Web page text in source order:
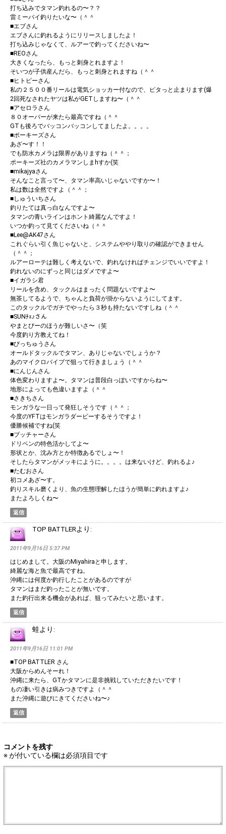
打ち込みでタマン釣れるの〜？？
雷ミーバイ釣りたいな〜（＾＾
■エブさん
エブさんに釣れるようにリリースしましたよ！
打ち込みじゃなくて、ルアーで釣ってくださいね〜
■REOさん
大きくなったら、もっと刺身とれますよ！
そいつが子供産んだら、もっと刺身とれますね（＾＾
■ヒトピーさん
私の２５００番リールは電気ショッカー付なので、ピタっと止まります(爆
2回死なされたヤツは私がGETしますね〜（＾＾
■アセロラさん
８０オーバーが来たら最高ですね（＾＾
GTも後ろでバッコンバッコンしてましたよ。。。。
■ポーキーズさん
あざ〜す！！
でも防水カメラは限界がありますね（＾＾；
ポーキーズ社のカメラマンしまhすか(笑
■mikajyaさん
そんなこと言って〜、タマン率高いじゃないですか〜！
私は数は全然ですよ（＾＾；
■しゅういちさん
釣りたては真っ白なんですよ〜
タマンの青いラインはホント綺麗なんですよ！
いつか釣って見てくださいね（＾＾
■Lee@AK47さん
これぐらい引く魚じゃないと、システムややり取りの確認ができません
（＾＾；
ルアーローテは難しく考えないで、釣れなければチェンジでいいですよ！
釣れないのにずっと同じはダメですよ〜
■イガラシ君
リールを含め、タックルはまったく問題ないですよ〜
無茶してるようで、ちゃんと負荷が掛からないようにしてます。
このタックルでガチでやったら３秒も持たないですしね（＾＾
■SUNﾁｪ♪さん
やまとびーのほうが難しいさ〜（笑
今度釣り方教えてね！
■びっちゅうさん
オールドタックルでタマン、ありじゃないでしょうか？
あのマイクロバイブで狙って行きましょう（＾＾
■にんじんさん
体色変わりますよ〜。タマンは普段白っぽいですからね〜
地形によっても色違いますよ（＾＾
■さきちさん
モンガラな一日って発狂しそうです（＾＾；
今度のYFTはモンガラダービーするそうですよ！
優勝候補ですね(笑
■ブッチャーさん
ドリペンの特色活かしてよ〜
形状とか、沈み方とか特徴あるでしょ〜！
そしたらタマンがメッキにように。。。。は来ないけど、釣れるよ♪
■たむおさん
初コメあざ〜す。
釣りスキル磨くより、魚の生態理解したほうが簡単に釣れますよ♪
またよろしくね〜
返信
TOP BATTLERより:
2011年9月16日 5:37 PM
はじめまして。大阪のMiyahiraと申します。
綺麗な海と魚で最高ですね。
沖縄には何度か釣行したことがあるのですが
タマンはまだ釣ったことが無いです。
また釣行出来る機会があれば、狙ってみたいと思います。
返信
蛙より:
2011年9月16日 11:01 PM
■TOP BATTLER さん
大阪からめんそーれ！
沖縄に来たら、GTかタマンに是非挑戦していただきたいです！
もの凄い引きは病みつきですよ（＾＾
また沖縄に遊びにきてくださいね〜♪
返信
コメントを残す
※が付いている欄は必須項目です